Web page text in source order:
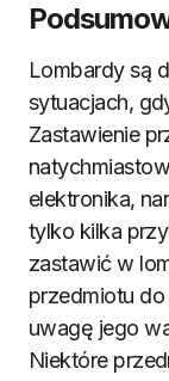
Lombardy są
sytuacjach,
Zastawienie
elektronika,
tylko kilka
zastawić w
przedmiotu
uwagę jego
Niektóre